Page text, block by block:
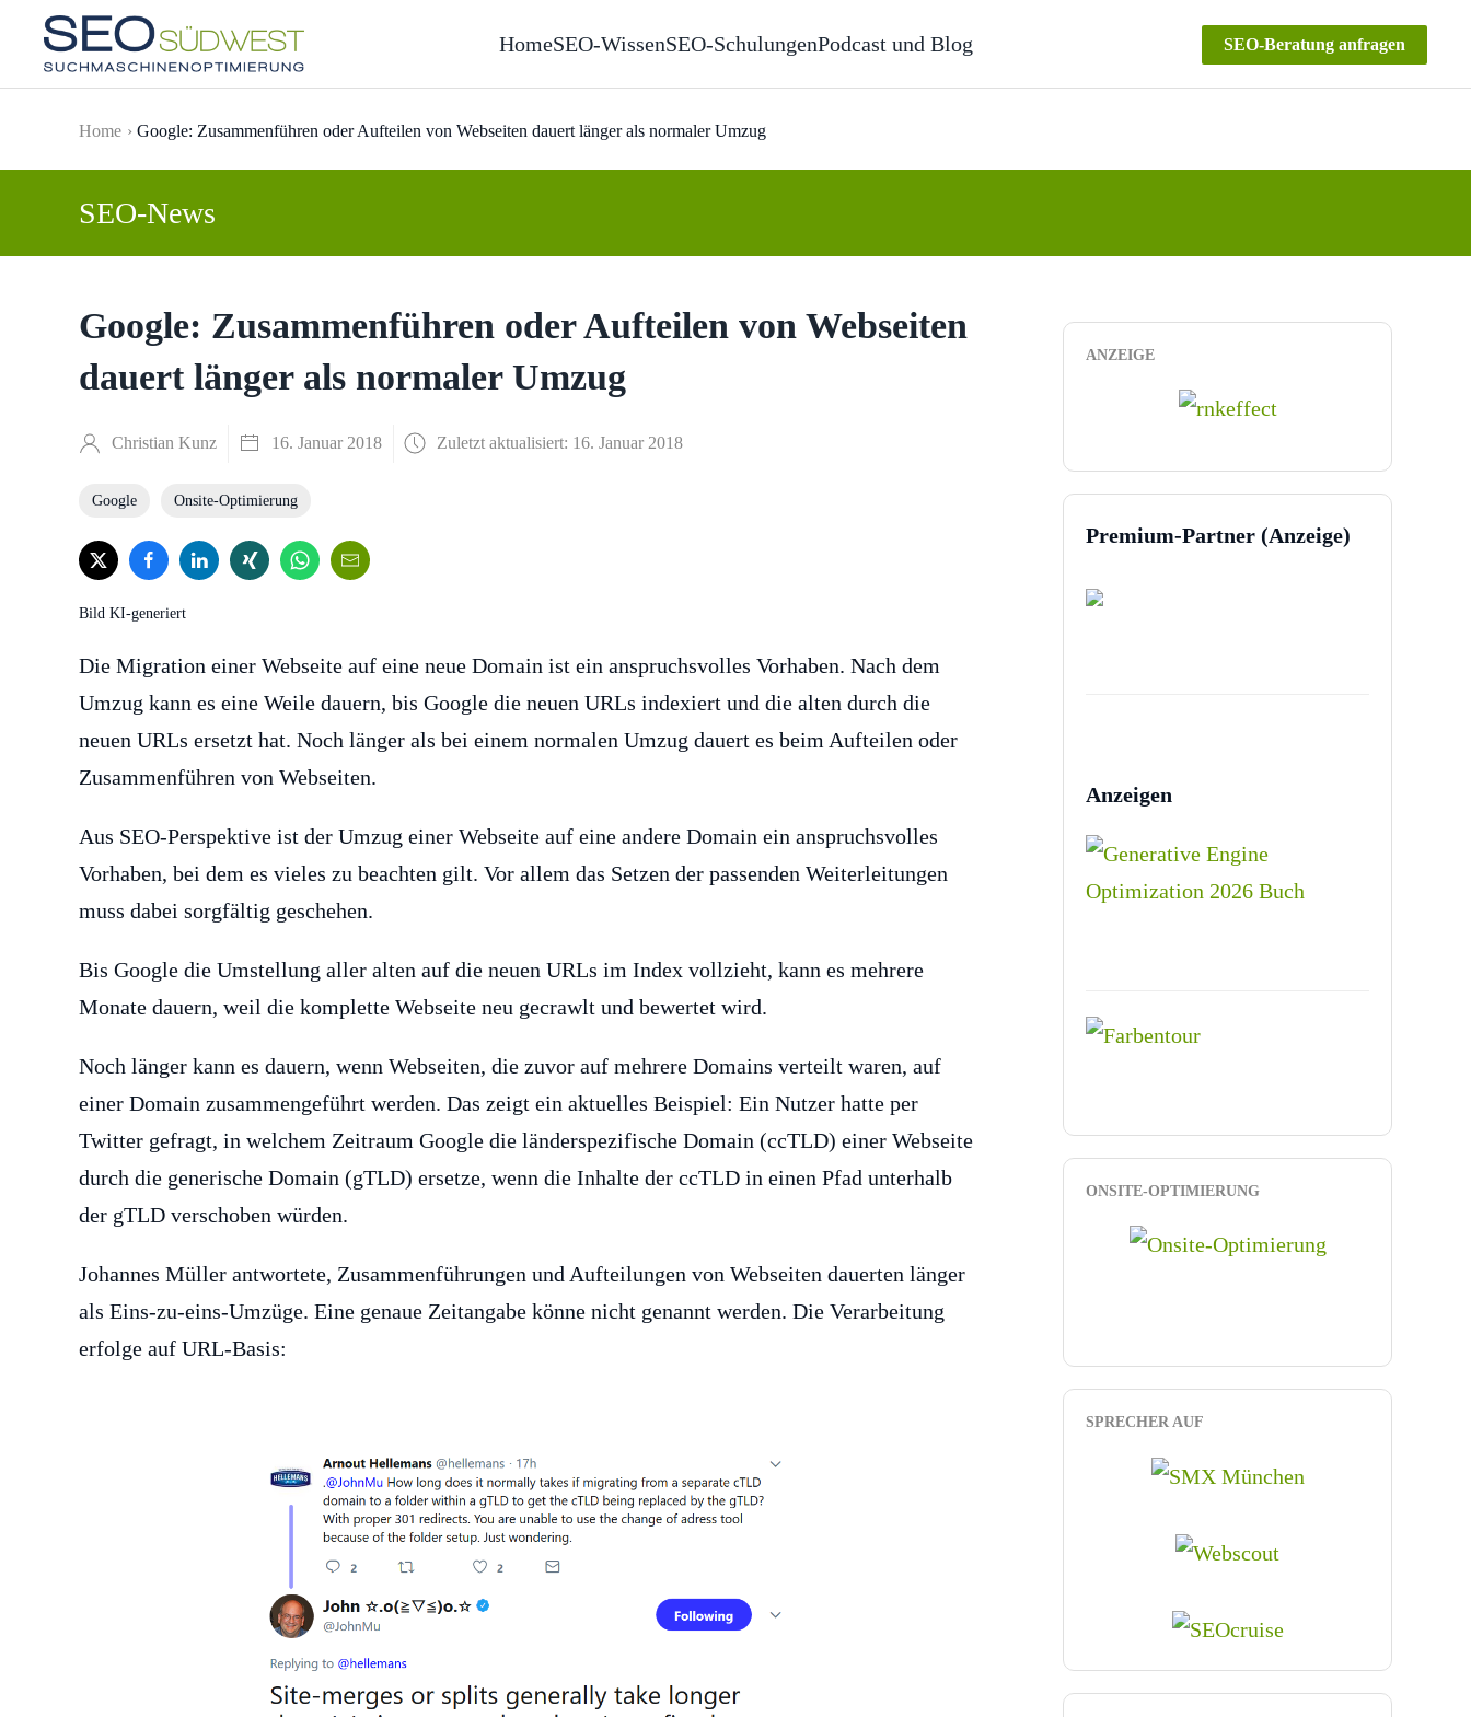
Skip to main content
HomeSEO-WissenSEO-SchulungenPodcast und Blog SEO-Beratung anfragen
Home Google: Zusammenführen oder Aufteilen von Webseiten dauert länger als normaler Umzug
SEO-News
Google: Zusammenführen oder Aufteilen von Webseiten
dauert länger als normaler Umzug
Christian Kunz 16. Januar 2018 Zuletzt aktualisiert: 16. Januar 2018
Google Onsite-Optimierung
Bild KI-generiert
Die Migration einer Webseite auf eine neue Domain ist ein anspruchsvolles Vorhaben. Nach dem
Umzug kann es eine Weile dauern, bis Google die neuen URLs indexiert und die alten durch die
neuen URLs ersetzt hat. Noch länger als bei einem normalen Umzug dauert es beim Aufteilen oder
Zusammenführen von Webseiten.
Aus SEO-Perspektive ist der Umzug einer Webseite auf eine andere Domain ein anspruchsvolles
Vorhaben, bei dem es vieles zu beachten gilt. Vor allem das Setzen der passenden Weiterleitungen
muss dabei sorgfältig geschehen.
Bis Google die Umstellung aller alten auf die neuen URLs im Index vollzieht, kann es mehrere
Monate dauern, weil die komplette Webseite neu gecrawlt und bewertet wird.
Noch länger kann es dauern, wenn Webseiten, die zuvor auf mehrere Domains verteilt waren, auf
einer Domain zusammengeführt werden. Das zeigt ein aktuelles Beispiel: Ein Nutzer hatte per
Twitter gefragt, in welchem Zeitraum Google die länderspezifische Domain (ccTLD) einer Webseite
durch die generische Domain (gTLD) ersetze, wenn die Inhalte der ccTLD in einen Pfad unterhalb
der gTLD verschoben würden.
Johannes Müller antwortete, Zusammenführungen und Aufteilungen von Webseiten dauerten länger
als Eins-zu-eins-Umzüge. Eine genaue Zeitangabe könne nicht genannt werden. Die Verarbeitung
erfolge auf URL-Basis:
ANZEIGE
Premium-Partner (Anzeige)
Anzeigen
ONSITE-OPTIMIERUNG
SPRECHER AUF